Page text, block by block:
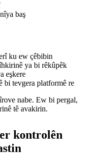
baş
ku ew çêbibin
ya bi rêkûpêk
eşkere
bi tevgera platformê re
nabe. Ew bi pergal,
tê avakirin.
kontrolên